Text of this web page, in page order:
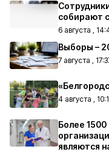
собирают
6 августа ,
Выборы –
7 августа ,
4 августа ,
Более
являются